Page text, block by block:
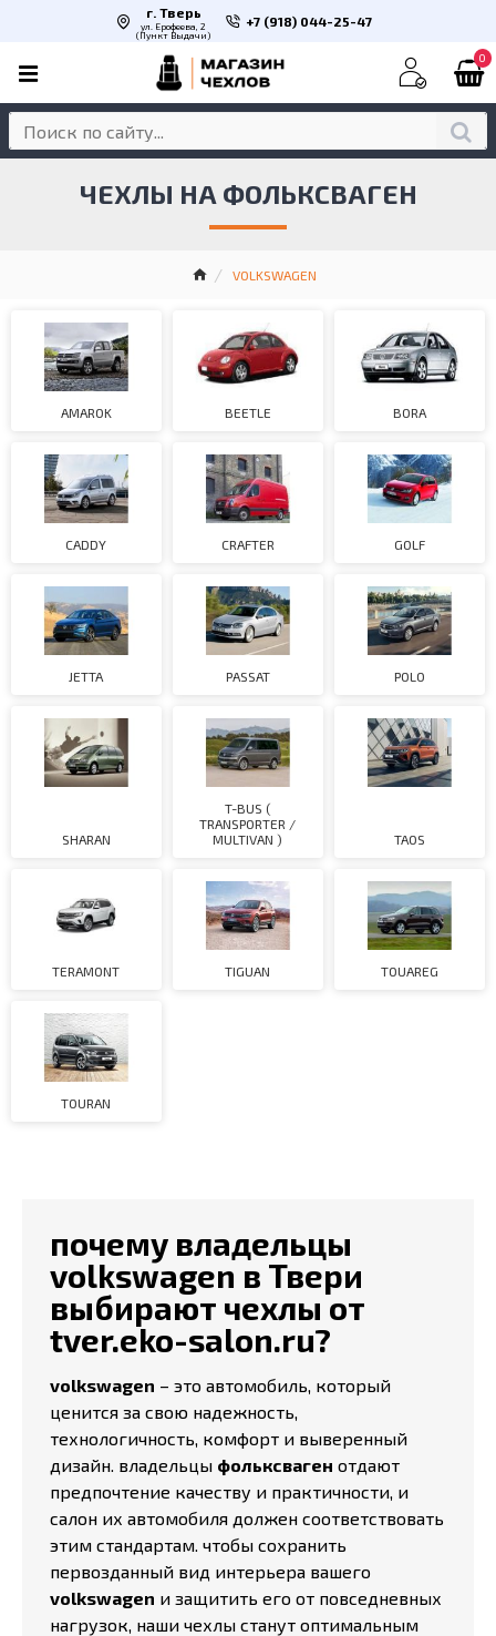
г. Тверь
ул. Ерофеева, 2
(Пункт Выдачи)
+7 (918) 044-25-47
0
VOLKSWAGEN
ЧЕХЛЫ НА ФОЛЬКСВАГЕН
AMAROK BEETLE BORA
CADDY CRAFTER GOLF
JETTA PASSAT POLO
SHARAN
T-BUS (
TRANSPORTER /
MULTIVAN )
TAOS
TERAMONT TIGUAN TOUAREG
TOURAN
почему владельцы
volkswagen в Твери
выбирают чехлы от
tver.eko-salon.ru?
volkswagen – это автомобиль, который
ценится за свою надежность,
технологичность, комфорт и выверенный
дизайн. владельцы фольксваген отдают
предпочтение качеству и практичности, и
салон их автомобиля должен соответствовать
этим стандартам. чтобы сохранить
первозданный вид интерьера вашего
volkswagen и защитить его от повседневных
нагрузок, наши чехлы станут оптимальным